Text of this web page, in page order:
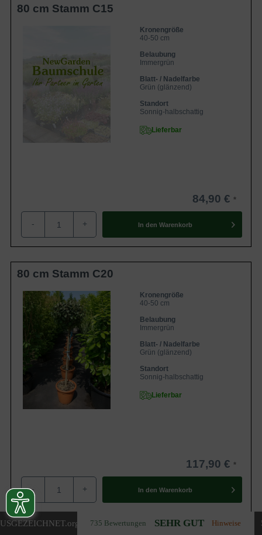
.org 735 Bewertungen SEHR GUT Hinweise
80 cm Stamm C15
Kronengröße
40-50 cm
Belaubung
Immergrün
Blatt- / Nadelfarbe
Grün (glänzend)
Standort
Sonnig-halbschattig
Lieferbar
84,90 €
- + In den Warenkorb
80 cm Stamm C20
Kronengröße
40-50 cm
Belaubung
Immergrün
Blatt- / Nadelfarbe
Grün (glänzend)
Standort
Sonnig-halbschattig
Lieferbar
117,90 €
- + In den Warenkorb